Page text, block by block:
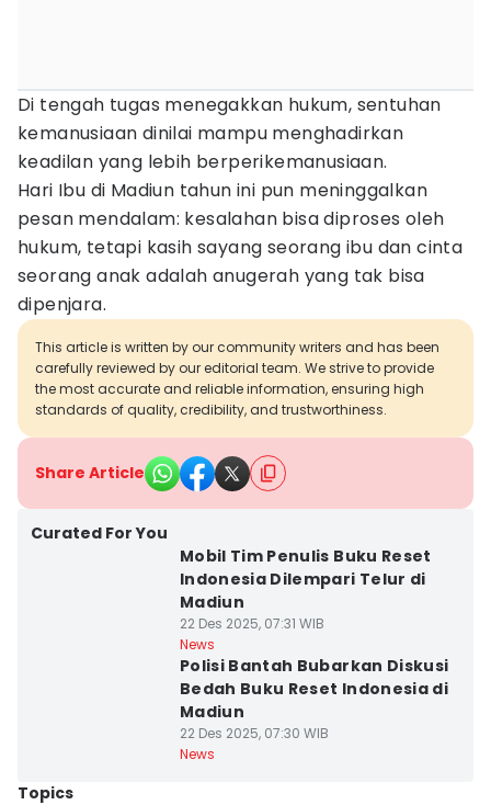
Di tengah tugas menegakkan hukum, sentuhan
kemanusiaan dinilai mampu menghadirkan
keadilan yang lebih berperikemanusiaan.
Hari Ibu di Madiun tahun ini pun meninggalkan
pesan mendalam: kesalahan bisa diproses oleh
hukum, tetapi kasih sayang seorang ibu dan cinta
seorang anak adalah anugerah yang tak bisa
dipenjara.
This article is written by our community writers and has been
carefully reviewed by our editorial team. We strive to provide
the most accurate and reliable information, ensuring high
standards of quality, credibility, and trustworthiness.
Share Article
Curated For You
Mobil Tim Penulis Buku Reset
Indonesia Dilempari Telur di
Madiun
22 Des 2025, 07:31 WIB
News
Polisi Bantah Bubarkan Diskusi
Bedah Buku Reset Indonesia di
Madiun
22 Des 2025, 07:30 WIB
News
Topics